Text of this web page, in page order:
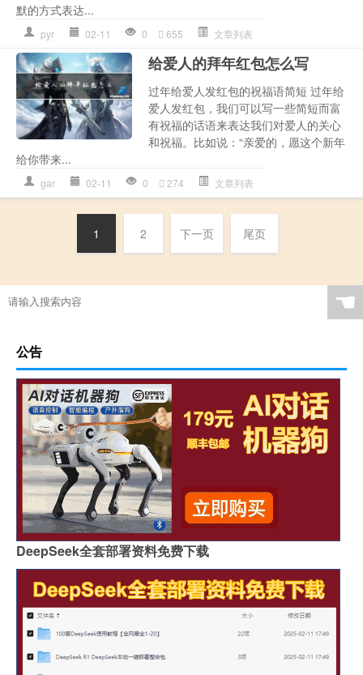
默的方式表达...
pyr 02-11 0 655 文章列表
给爱人的拜年红包怎么写
过年给爱人发红包的祝福语简短 过年给
爱人发红包，我们可以写一些简短而富
有祝福的话语来表达我们对爱人的关心
和祝福。比如说：“亲爱的，愿这个新年
给你带来...
gar 02-11 0 274 文章列表
1 2 下一页 尾页
☚
公告
DeepSeek全套部署资料免费下载